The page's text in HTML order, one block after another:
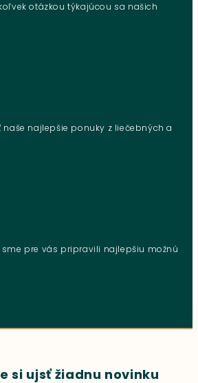
otázkou týkajúcou sa našich
naše najlepšie ponuky z liečebných a
pre vás pripravili najlepšiu možnú
si ujsť žiadnu novinku